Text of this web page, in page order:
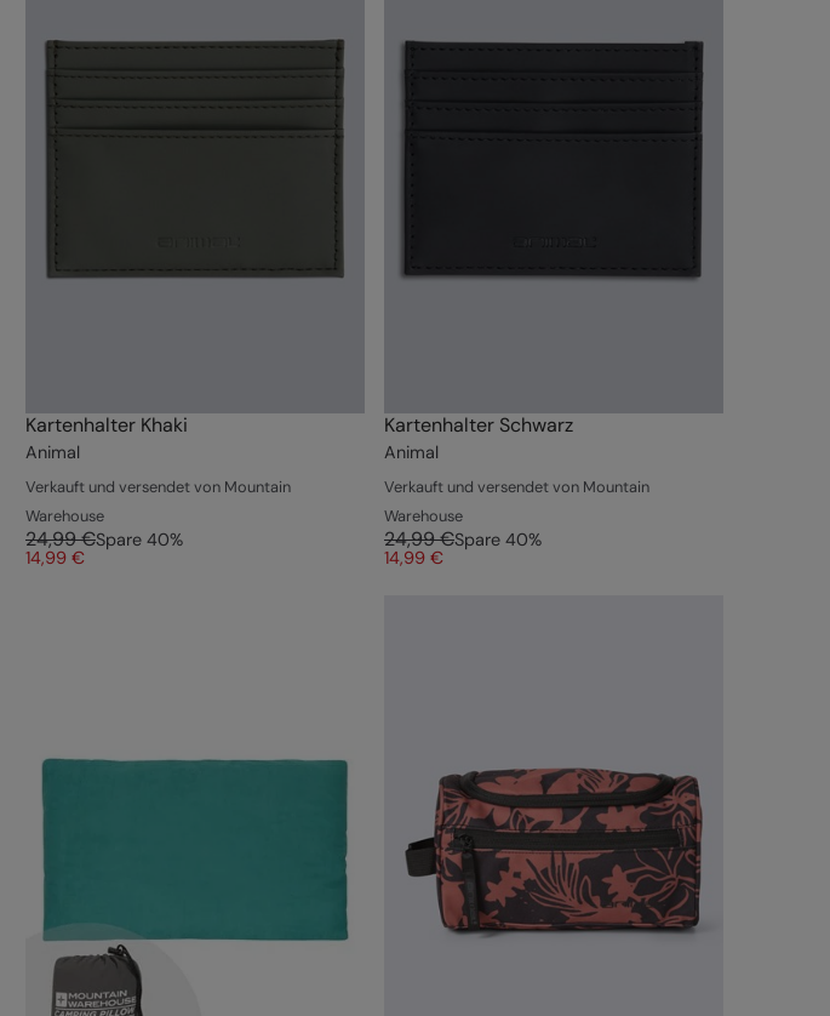
Kartenhalter Khaki
Animal
Verkauft und versendet von Mountain
Warehouse
24,99 €Spare 40%
14,99 €
Kartenhalter Schwarz
Animal
Verkauft und versendet von Mountain
Warehouse
24,99 €Spare 40%
14,99 €